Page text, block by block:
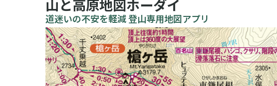
山と高原地図ホーダイ
道迷いの不安を軽減 登山専用地図アプリ